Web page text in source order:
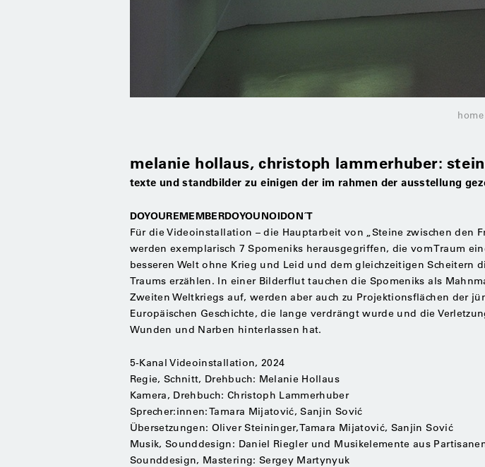
home
melanie hollaus, christoph lammerhuber:
texte und standbilder zu einigen der im rahmen der ausstellung
DOYOUREMEMBERDOYOUNOIDON´T
Für die Videoinstallation – die Hauptarbeit von „Steine zwischen den
werden exemplarisch 7 Spomeniks herausgegriffen, die vom Traum
besseren Welt ohne Krieg und Leid und dem gleichzeitigen Scheitern
Traums erzählen. In einer Bilderflut tauchen die Spomeniks als
Zweiten Weltkriegs auf, werden aber auch zu Projektionsflächen der
Europäischen Geschichte, die lange verdrängt wurde und die
Wunden und Narben hinterlassen hat.
5-Kanal Videoinstallation, 2024
Regie, Schnitt, Drehbuch: Melanie Hollaus
Kamera, Drehbuch: Christoph Lammerhuber
Sprecher:innen: Tamara Mijatović, Sanjin Sović
Übersetzungen: Oliver Steininger, Tamara Mijatović, Sanjin Sović
Musik, Sounddesign: Daniel Riegler und Musikelemente aus
Sounddesign, Mastering: Sergey Martynyuk